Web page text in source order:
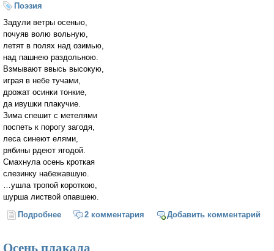
Поэзия
Задули ветры осенью,
почуяв волю вольную,
летят в полях над озимью,
над пашнею раздольною.
Взмывают ввысь высокую,
играя в небе тучами,
дрожат осинки тонкие,
да ивушки плакучие.
Зима спешит с метелями
поспеть к порогу загодя,
леса синеют елями,
рябины рдеют ягодой.
Смахнула осень кроткая
слезинку набежавшую.
…ушла тропой короткою,
шурша листвой опавшею.
Подробнее о Задули ветры осенью
2 комментария Добавить комментарий
Осень плакала